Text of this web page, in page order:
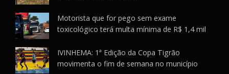
Motorista que for pego sem exame
toxicológico terá multa mínima de R$ 1,4 mil
IVINHEMA: 1ª Edição da Copa Tigrão
movimenta o fim de semana no município